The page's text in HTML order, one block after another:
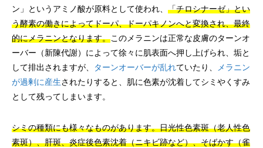
ン」というアミノ酸が原料として使われ、 「チロシナーゼ」とい
う酵素の働きによってドーパ、ドーパキノンへと変換され、最終
的にメラニンとなります。このメラニンは正常な皮膚のターンオ
ーバー（新陳代謝）によって徐々に肌表面へ押し上げられ、垢と
して排出されますが、
ターンオーバーが乱れていたり、
メラニン
が過剰に産生されたりすると、肌に色素が沈着してシミやくすみ
として残ってしまいます。
シミの種類にも様々なものがあります。日光性色素斑（老人性色
素斑）、肝斑、炎症後色素沈着（ニキビ跡など）、そばかす（雀